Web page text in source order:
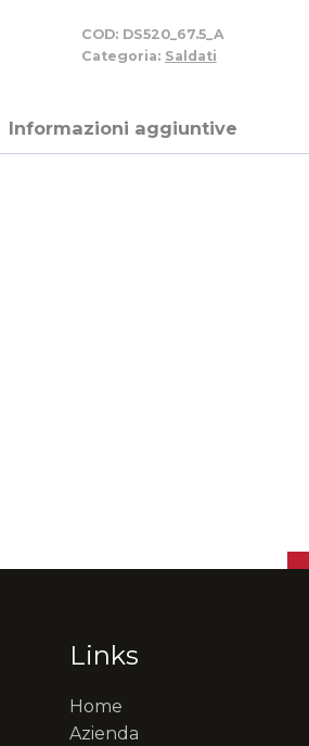
COD: DS520_67.5_A
Categoria: Saldati
Informazioni aggiuntive
Links
Home
Azienda